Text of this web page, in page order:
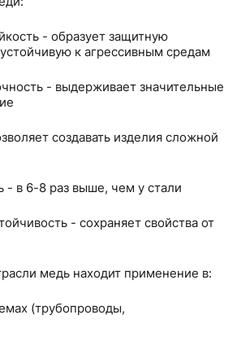
- образует защитную
к агрессивным средам
- выдерживает значительные
создавать изделия сложной
- в 6-8 раз выше, чем у стали
- сохраняет свойства от
медь находит применение в:
(трубопроводы,